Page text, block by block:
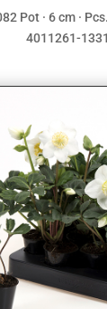
Pot · 6 cm ·
4011261-